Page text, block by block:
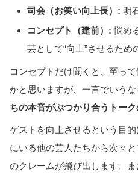
司会（お笑い向上長）: 明
コンセプト（建前）: 悩め
芸として“向上”させるため
コンセプトだけ聞くと、至っ
かと思いますが、一言でいうな
ちの本音がぶつかり合うトーク
ゲストを向上させるという目
にいる他の芸人たちから次々
のクレームが飛び出します。